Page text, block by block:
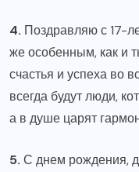
4. Поздравляю с 17-
же особенным, как и
счастья и успеха во
всегда будут люди,
а в душе царят
5. С днем рождения,